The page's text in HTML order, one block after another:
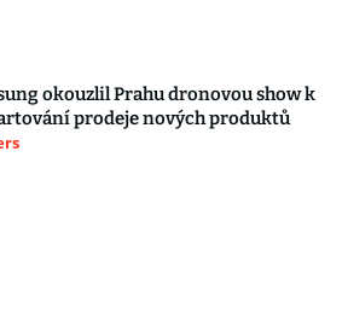
okouzlil Prahu dronovou show k
prodeje nových produktů